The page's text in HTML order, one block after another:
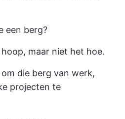
een berg?
maar niet het hoe.
die berg van werk,
projecten te